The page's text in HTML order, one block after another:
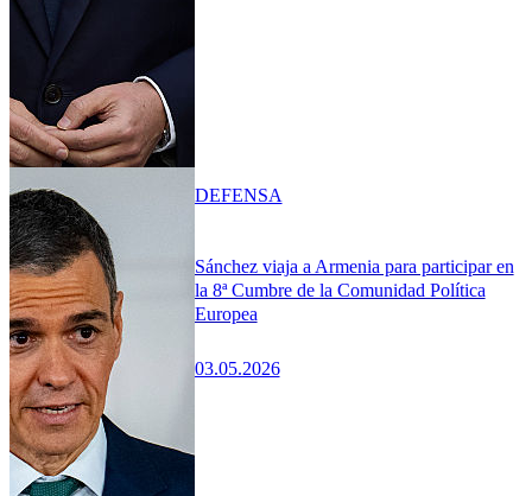
Sánchez viaja a Armenia para participar en
la 8ª Cumbre de la Comunidad Política
Europea
03.05.2026
DEFENSA